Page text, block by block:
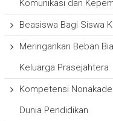
Komunikasi dan
Beasiswa Bagi Siswa
Meringankan Beban
Keluarga Prasejahtera
Kompetensi
Dunia Pendidikan